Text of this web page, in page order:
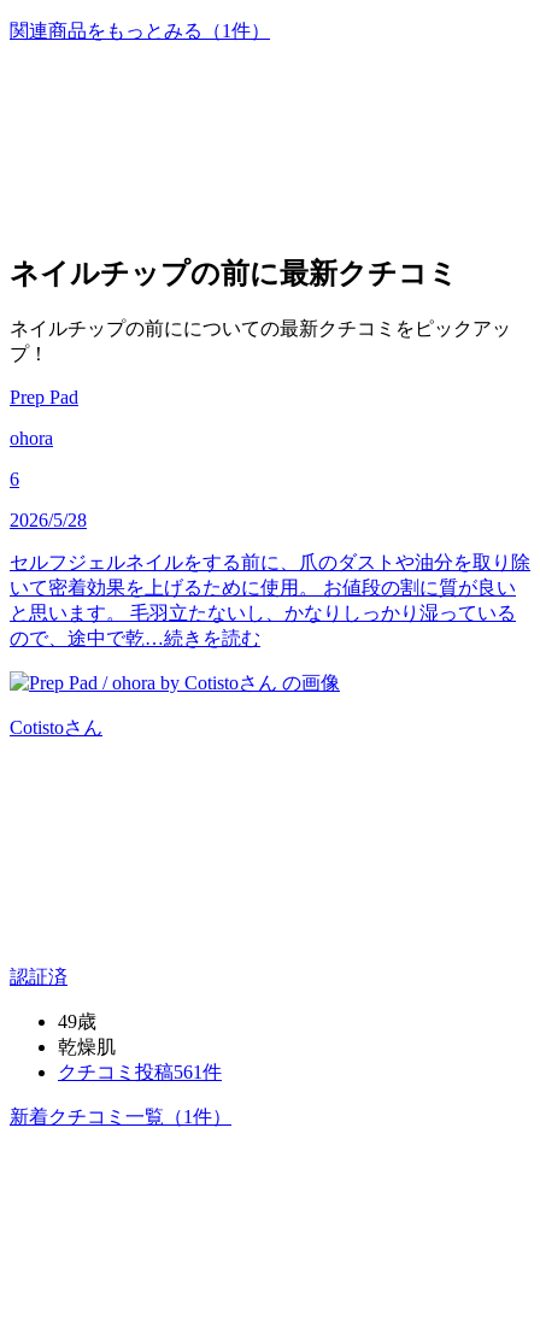
関連商品をもっとみる （1件）
ネイルチップの前に最新クチコミ
ネイルチップの前にについての最新クチコミをピックアッ
プ！
Prep Pad
ohora
6
2026/5/28
セルフジェルネイルをする前に、爪のダストや油分を取り除
いて密着効果を上げるために使用。 お値段の割に質が良い
と思います。 毛羽立たないし、かなりしっかり湿っている
ので、途中で乾…続きを読む
Cotistoさん
認証済
49歳
乾燥肌
クチコミ投稿561件
新着クチコミ一覧 （1件）